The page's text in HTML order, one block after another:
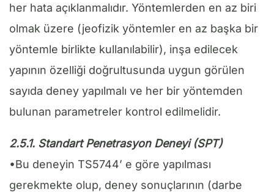
her hata açıklanmalıdır. Yöntemlerden en az biri
olmak üzere (jeofizik yöntemler en az başka bir
yöntemle birlikte kullanılabilir), inşa edilecek
yapının özelliği doğrultusunda uygun görülen
sayıda deney yapılmalı ve her bir yöntemden
bulunan parametreler kontrol edilmelidir.
2.5.1. Standart Penetrasyon Deneyi (SPT)
•Bu deneyin TS5744’ e göre yapılması
gerekmekte olup, deney sonuçlarının (darbe